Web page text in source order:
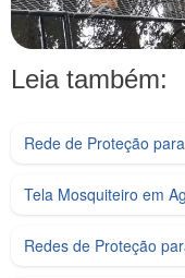
Leia também:
Rede de Proteção
Tela Mosquiteiro em
Redes de Proteção